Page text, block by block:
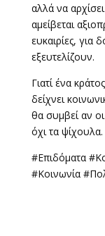
αλλά να
αμείβεται
ευκαιρίες, για
εξευτελίζουν.
Γιατί ένα
δείχνει
θα συμβεί αν
όχι τα ψίχουλα.
#Επιδόματα
#Κοινωνία